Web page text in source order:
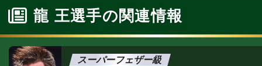
龍 王選手の関連情報
スーパーフェザー級